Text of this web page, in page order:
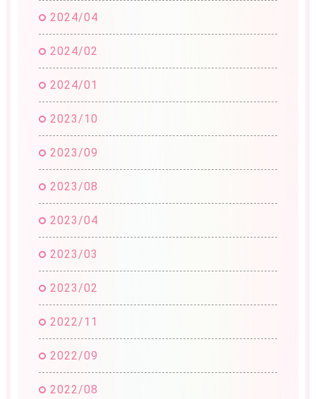
2024/04
2024/02
2024/01
2023/10
2023/09
2023/08
2023/04
2023/03
2023/02
2022/11
2022/09
2022/08